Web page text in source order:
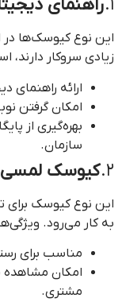
1. راهنمای
این نوع کیوسک‌ها در
زیادی سروکار دارند،
ارائه راهنمای
امکان گرفتن
بهره‌گیری از
سازمان.
2. کیوسک لمسی
این نوع کیوسک
به کار می‌رود.
مناسب برای
امکان
مشتری.